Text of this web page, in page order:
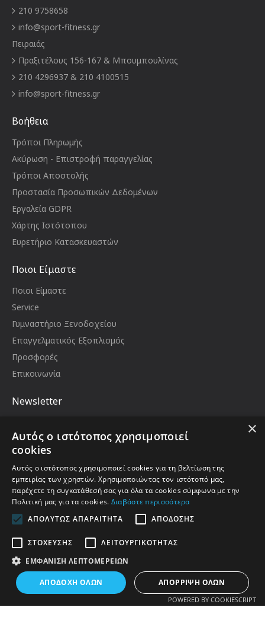
210 9758658
info@sport-fitness.gr
Πειραιάς
Πραξιτέλους 156-167 & Μπουμπουλίνας
210 4296937 & 210 4100515
info@sport-fitness.gr
Βοήθεια
Τρόποι Πληρωμής
Ακύρωση - Επιστροφή παραγγελίας
Τρόποι Αποστολής
Προστασία Προσωπικών Δεδομένων
Εργαλεία GDPR
Χάρτης Ιστότοπου
Ευρετήριο Κατασκευαστών
Ποιοι Είμαστε
Ποιοι Είμαστε
Service
Γυμναστήριο Ξενοδοχείου
Επαγγελματικός Εξοπλισμός
Προσφορές
Επικοινωνία
Newsletter
εγγραφείτε στο newsletter μας
Email
Έχω διαβάσει και αποδέχομαι τους Όροι Χρήσης
Κατασκευή Ηλεκτρονικού Καταστήματος EnterID
Με την Υποστήριξη του Opencart.gr
×
Αυτός ο ιστότοπος χρησιμοποιεί
cookies
Αυτός ο ιστότοπος χρησιμοποιεί cookies για τη βελτίωση της
εμπειρίας των χρηστών. Χρησιμοποιώντας τον ιστότοπό μας,
παρέχετε τη συγκατάθεσή σας για όλα τα cookies σύμφωνα με την
Πολιτική μας για τα cookies. Διαβάστε περισσότερα
ΑΠΟΛΎΤΩΣ ΑΠΑΡΑΊΤΗΤΑ
ΑΠΌΔΟΣΗΣ
ΣΤΌΧΕΥΣΗΣ
ΛΕΙΤΟΥΡΓΙΚΌΤΗΤΑΣ
ΕΜΦΆΝΙΣΗ ΛΕΠΤΟΜΕΡΕΙΏΝ
ΑΠΟΔΟΧΉ ΌΛΩΝ ΑΠΌΡΡΙΨΗ ΌΛΩΝ
POWERED BY COOKIESCRIPT